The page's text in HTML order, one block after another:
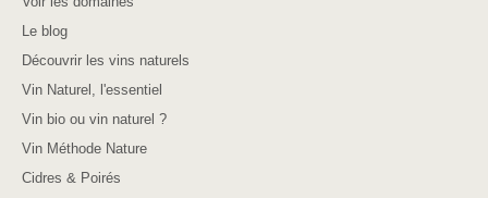
Le blog
Découvrir les vins naturels
Vin Naturel, l'essentiel
Vin bio ou vin naturel ?
Vin Méthode Nature
Cidres & Poirés